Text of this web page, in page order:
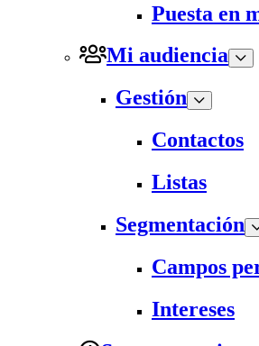
Puesta en
Mi audiencia
Gestión
Contactos
Listas
Segmentación
Campos
Intereses